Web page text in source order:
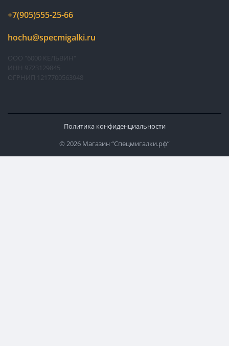
+7(905)555-25-66
hochu@specmigalki.ru
ООО "6000 КЕЛЬВИН"
ИНН 9723129845
ОГРНИП 1217700563948
Политика конфиденциальности
© 2026 Магазин “Спецмигалки.рф”